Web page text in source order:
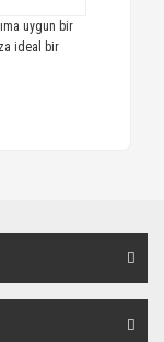
uygun bir
ideal bir